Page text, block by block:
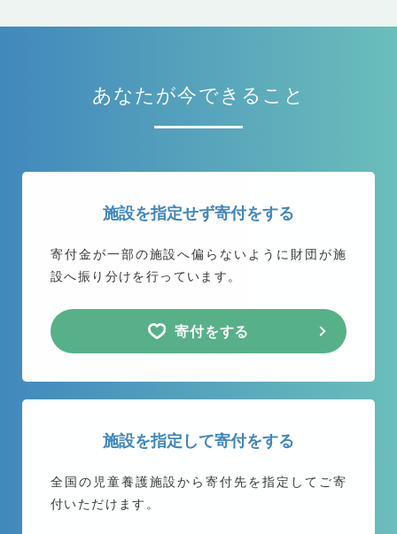
あなたが今できること
施設を指定せず寄付をする
寄付金が一部の施設へ偏らないように 財団が施
設へ振り分けを行っています。
寄付をする
施設を指定して寄付をする
全国の児童養護施設から寄付先を指定してご寄
付いただけます。